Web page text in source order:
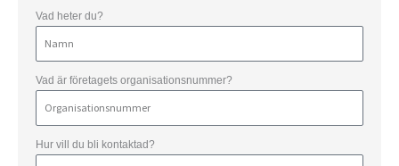
Vad heter du?
Vad är företagets organisationsnummer?
Hur vill du bli kontaktad?